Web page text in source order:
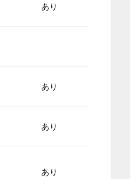
あり
あり
あり
あり